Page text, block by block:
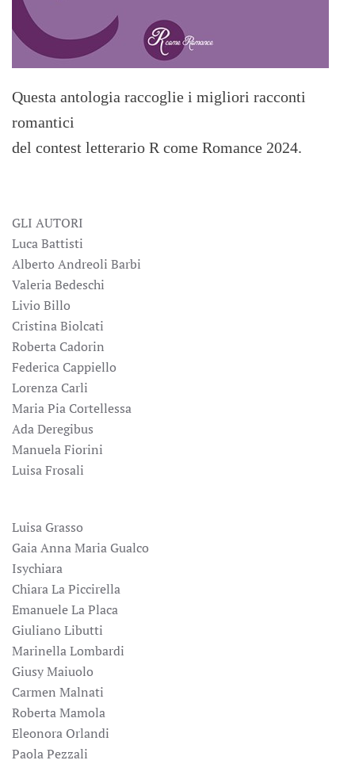
Questa antologia raccoglie i migliori racconti
romantici
del contest letterario R come Romance 2024.
GLI AUTORI
Luca Battisti
Alberto Andreoli Barbi
Valeria Bedeschi
Livio Billo
Cristina Biolcati
Roberta Cadorin
Federica Cappiello
Lorenza Carli
Maria Pia Cortellessa
Ada Deregibus
Manuela Fiorini
Luisa Frosali
Luisa Grasso
Gaia Anna Maria Gualco
Isychiara
Chiara La Piccirella
Emanuele La Placa
Giuliano Libutti
Marinella Lombardi
Giusy Maiuolo
Carmen Malnati
Roberta Mamola
Eleonora Orlandi
Paola Pezzali